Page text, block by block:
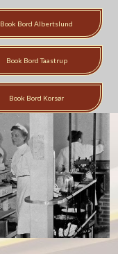
Book Bord​ Albertslund
Book Bord Taastrup​
Book Bord​ Korsør